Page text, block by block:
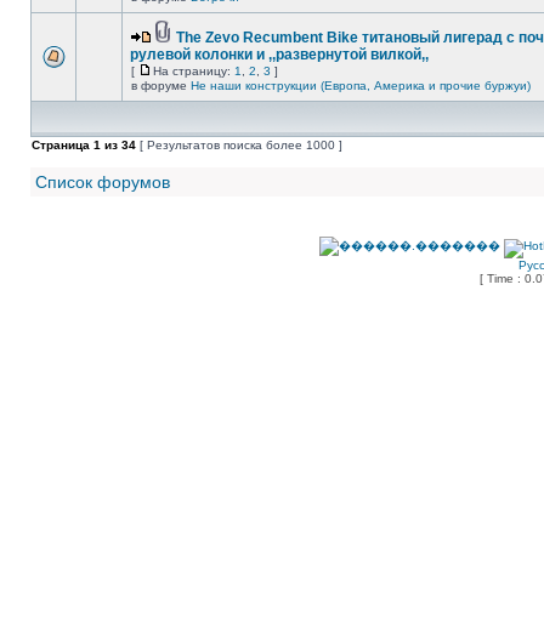
The Zevo Recumbent Bike титановый лигерад с
рулевой колонки и ,,развернутой вилкой,,
[ На страницу: 1 2 3 ]
в форуме Не наши конструкции (Европа, Америка и прочие буржуи)
Страница 1 из 34 [ Результатов поиска более 1000 ]
Список форумов
[ Time :